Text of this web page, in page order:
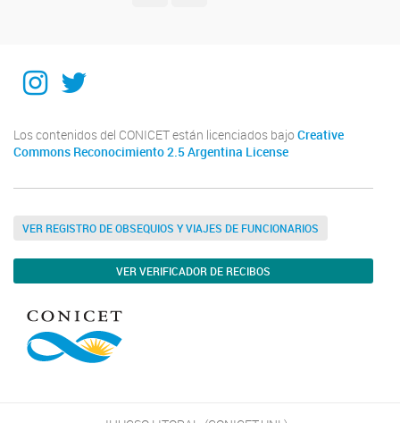
Instagram
Twitter
Los contenidos del CONICET están licenciados bajo Creative
Commons Reconocimiento 2.5 Argentina License
VER REGISTRO DE OBSEQUIOS Y VIAJES DE FUNCIONARIOS
VER VERIFICADOR DE RECIBOS